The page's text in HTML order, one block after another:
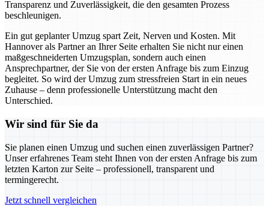
Transparenz und Zuverlässigkeit, die den gesamten Prozess
beschleunigen.
Ein gut geplanter Umzug spart Zeit, Nerven und Kosten. Mit
Hannover als Partner an Ihrer Seite erhalten Sie nicht nur einen
maßgeschneiderten Umzugsplan, sondern auch einen
Ansprechpartner, der Sie von der ersten Anfrage bis zum Einzug
begleitet. So wird der Umzug zum stressfreien Start in ein neues
Zuhause – denn professionelle Unterstützung macht den
Unterschied.
Wir sind für Sie da
Sie planen einen Umzug und suchen einen zuverlässigen Partner?
Unser erfahrenes Team steht Ihnen von der ersten Anfrage bis zum
letzten Karton zur Seite – professionell, transparent und
termingerecht.
Jetzt schnell vergleichen